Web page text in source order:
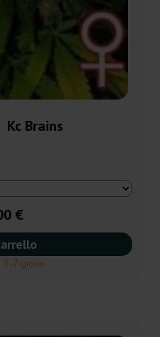
Brains
€
3-7 giorni